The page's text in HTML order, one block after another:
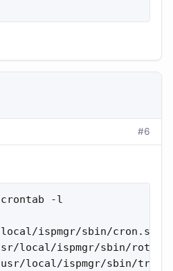
#6
crontab -l
ispmgr/sbin/cron.sh
ispmgr/sbin/rotate
local/ispmgr/sbin/